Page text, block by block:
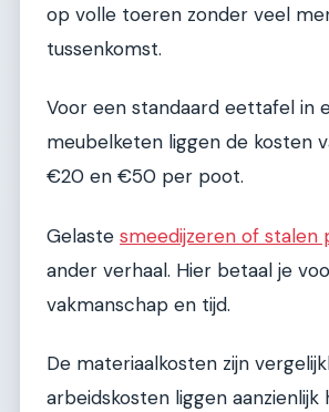
op volle toeren zonder veel
tussenkomst.
Voor een standaard eettafel in
meubelketen liggen de kosten
€20 en €50 per poot.
Gelaste smeedijzeren of stalen
ander verhaal. Hier betaal je
vakmanschap en tijd.
De materiaalkosten zijn
arbeidskosten liggen aanzienlijk